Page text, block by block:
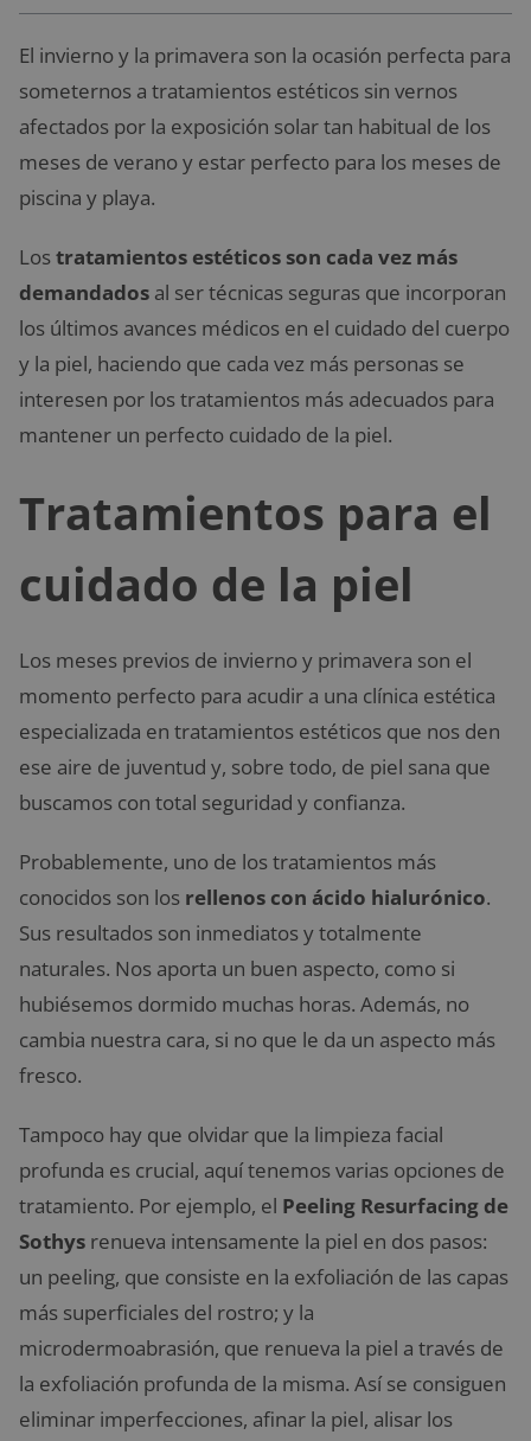
El invierno y la primavera son la ocasión perfecta para
someternos a tratamientos estéticos sin vernos
afectados por la exposición solar tan habitual de los
meses de verano y estar perfecto para los meses de
piscina y playa.
Lostratamientos estéticos son cada vez más
demandados al ser técnicas seguras que incorporan
los últimos avances médicos en el cuidado del cuerpo
y la piel, haciendo que cada vez más personas se
interesen por los tratamientos más adecuados para
mantener un perfecto cuidado de la piel.
Tratamientos para el
cuidado de la piel
Los meses previos de invierno y primavera son el
momento perfecto para acudir a una clínica estética
especializada en tratamientos estéticos que nos den
ese aire de juventud y, sobre todo, de piel sana que
buscamos con total seguridad y confianza.
Probablemente, uno de los tratamientos más
conocidos son los rellenos con ácido hialurónico.
Sus resultados son inmediatos y totalmente
naturales. Nos aporta un buen aspecto, como si
hubiésemos dormido muchas horas. Además, no
cambia nuestra cara, si no que le da un aspecto más
fresco.
Tampoco hay que olvidar que la limpieza facial
profunda es crucial, aquí tenemos varias opciones de
tratamiento. Por ejemplo, el Peeling Resurfacing de
Sothys renueva intensamente la piel en dos pasos:
un peeling, que consiste en la exfoliación de las capas
más superficiales del rostro; y la
microdermoabrasión, que renueva la piel a través de
la exfoliación profunda de la misma. Así se consiguen
eliminar imperfecciones, afinar la piel, alisar los